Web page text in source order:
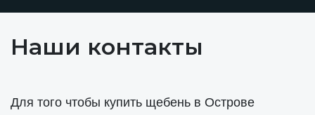
Наши контакты
Для того чтобы купить щебень в Острове